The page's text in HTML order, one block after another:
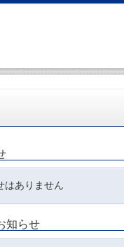
はありません
知らせ